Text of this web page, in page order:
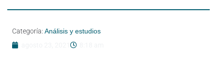
Categoría: Análisis y estudios